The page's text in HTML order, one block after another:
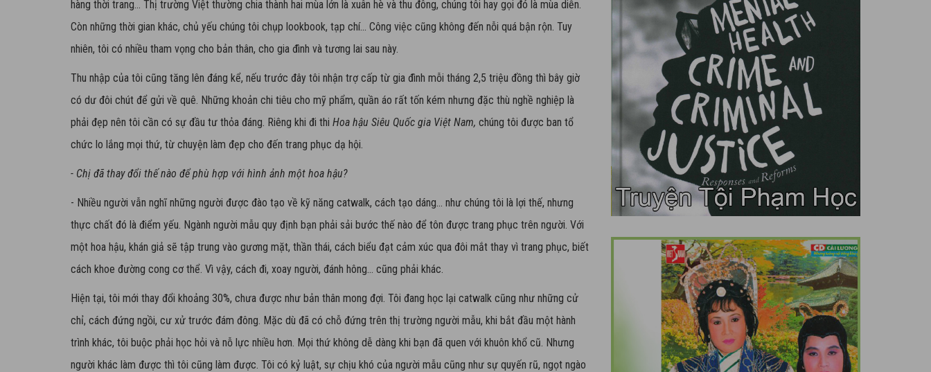
hàng thời trang... Thị trường Việt thường chia thành hai mùa lớn là xuân hè và thu đông, chúng tôi hay gọi đó là mùa diễn.
Còn những thời gian khác, chủ yếu chúng tôi chụp lookbook, tạp chí... Công việc cũng không đến nỗi quá bận rộn. Tuy
nhiên, tôi có nhiều tham vọng cho bản thân, cho gia đình và tương lai sau này.
Thu nhập của tôi cũng tăng lên đáng kể, nếu trước đây tôi nhận trợ cấp từ gia đình mỗi tháng 2,5 triệu đồng thì bây giờ
có dư đôi chút để gửi về quê. Những khoản chi tiêu cho mỹ phẩm, quần áo rất tốn kém nhưng đặc thù nghề nghiệp là
phải đẹp nên tôi cần có sự đầu tư thỏa đáng. Riêng khi đi thi Hoa hậu Siêu Quốc gia Việt Nam, chúng tôi được ban tổ
chức lo lắng mọi thứ, từ chuyện làm đẹp cho đến trang phục dạ hội.
- Chị đã thay đổi thế nào để phù hợp với hình ảnh một hoa hậu?
- Nhiều người vẫn nghĩ những người được đào tạo về kỹ năng catwalk, cách tạo dáng... như chúng tôi là lợi thế, nhưng
thực chất đó là điểm yếu. Ngành người mẫu quy định bạn phải sải bước thế nào để tôn được trang phục trên người. Với
một hoa hậu, khán giả sẽ tập trung vào gương mặt, thần thái, cách biểu đạt cảm xúc qua đôi mắt thay vì trang phục, biết
cách khoe đường cong cơ thể. Vì vậy, cách đi, xoay người, đánh hông... cũng phải khác.
Hiện tại, tôi mới thay đổi khoảng 30%, chưa được như bản thân mong đợi. Tôi đang học lại catwalk cũng như những cử
chỉ, cách đứng ngồi, cư xử trước đám đông. Mặc dù đã có chỗ đứng trên thị trường người mẫu, khi bắt đầu một hành
trình khác, tôi buộc phải học hỏi và nỗ lực nhiều hơn. Mọi thứ không dễ dàng khi bạn đã quen với khuôn khổ cũ. Nhưng
người khác làm được thì tôi cũng làm được. Tôi có kỷ luật, sự chịu khó của người mẫu cũng như sự quyến rũ, ngọt ngào